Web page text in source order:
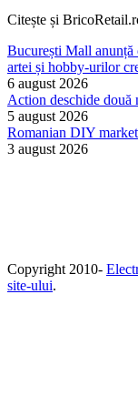
Citește și
București Mall anunță
artei și hobby-urilor
6 august 2026
Action deschide două
5 august 2026
Romanian DIY
3 august 2026
Copyright 2010-
site-ului.